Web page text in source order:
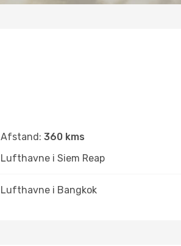
Afstand: 360 kms
Lufthavne i Siem Reap
Lufthavne i Bangkok